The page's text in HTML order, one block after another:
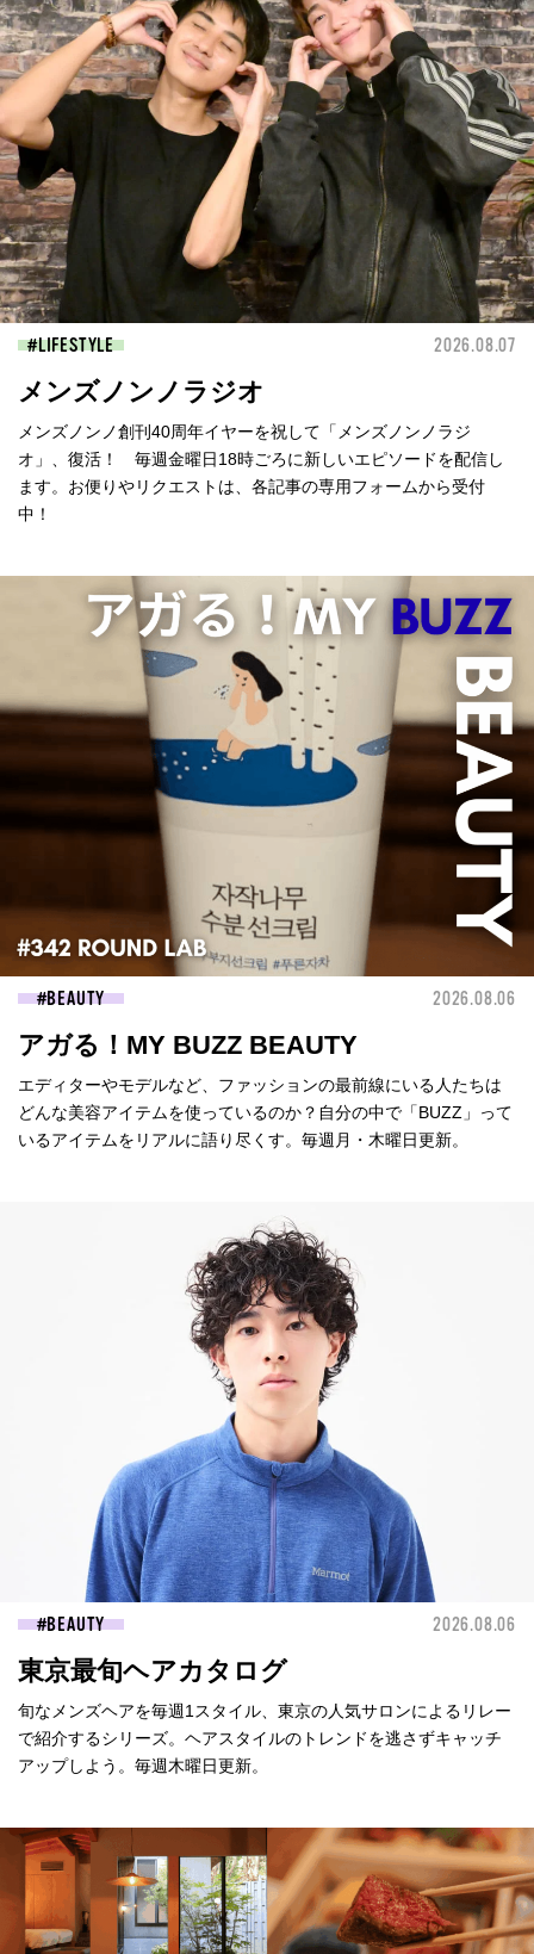
LIFESTYLE 2026.08.07
メンズノンノラジオ
メンズノンノ創刊40周年イヤーを祝して「メンズノンノラジ
オ」、復活！ 毎週金曜日18時ごろに新しいエピソードを配信し
ます。お便りやリクエストは、各記事の専用フォームから受付
中！
BEAUTY 2026.08.06
アガる！MY BUZZ BEAUTY
エディターやモデルなど、ファッションの最前線にいる人たちは
どんな美容アイテムを使っているのか？自分の中で「BUZZ」って
いるアイテムをリアルに語り尽くす。毎週月・木曜日更新。
BEAUTY 2026.08.06
東京最旬ヘアカタログ
旬なメンズヘアを毎週1スタイル、東京の人気サロンによるリレー
で紹介するシリーズ。ヘアスタイルのトレンドを逃さずキャッチ
アップしよう。毎週木曜日更新。